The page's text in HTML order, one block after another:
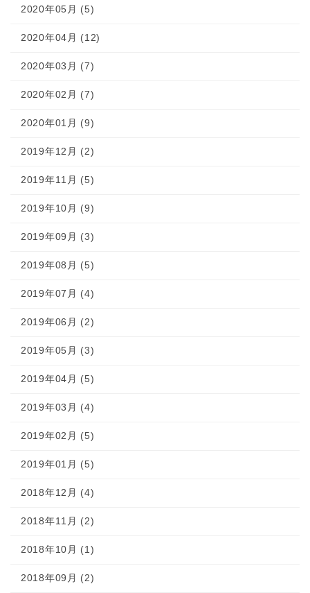
2020年05月 (5)
2020年04月 (12)
2020年03月 (7)
2020年02月 (7)
2020年01月 (9)
2019年12月 (2)
2019年11月 (5)
2019年10月 (9)
2019年09月 (3)
2019年08月 (5)
2019年07月 (4)
2019年06月 (2)
2019年05月 (3)
2019年04月 (5)
2019年03月 (4)
2019年02月 (5)
2019年01月 (5)
2018年12月 (4)
2018年11月 (2)
2018年10月 (1)
2018年09月 (2)